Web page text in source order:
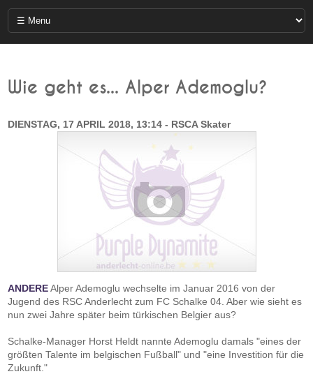
Wie geht es... Alper Ademoglu?
DIENSTAG, 17 APRIL 2018, 13:14 - RSCA Skater
ANDEREAlper Ademoglu wechselte im Januar 2016 von der
Jugend des RSC Anderlecht zum FC Schalke 04. Aber wie sieht es
nun zwei Jahre später beim türkischen Belgier aus?
Schalke-Manager Horst Heldt nannte Ademoglu damals "eines der
größten Talente im belgischen Fußball" und "eine Investition für die
Zukunft."